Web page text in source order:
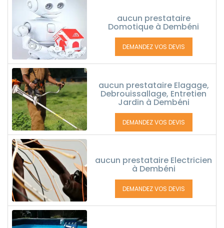
aucun prestataire
Domotique à Dembéni
DEMANDEZ VOS DEVIS
aucun prestataire Elagage,
Debrouissallage, Entretien
Jardin à Dembéni
DEMANDEZ VOS DEVIS
aucun prestataire Electricien
à Dembéni
DEMANDEZ VOS DEVIS